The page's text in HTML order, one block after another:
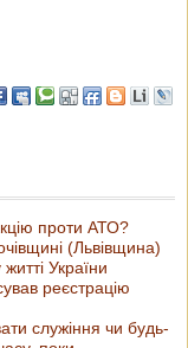
проти АТО?
(Львівщина)
України
реєстрацію
служіння чи будь-